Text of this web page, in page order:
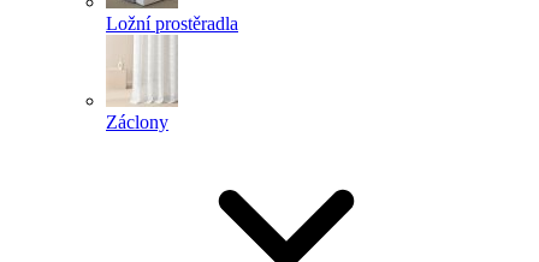
Ložní prostěradla
Záclony